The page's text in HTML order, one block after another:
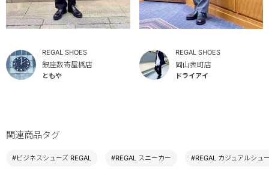
REGAL SHOES
銀座数寄屋橋店
ともや
REGAL SHOES
岡山表町店
ドライアイ
関連商品タグ
#ビジネスシューズ REGAL #REGAL スニーカー #REGAL カジュアルシュ